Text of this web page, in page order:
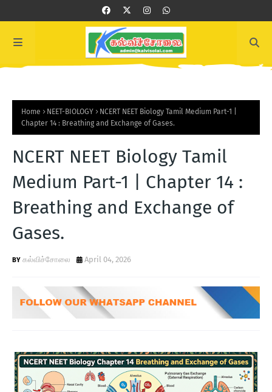
Home NEET-BIOLOGY
NCERT NEET Biology Tamil Medium Part-1 |
Chapter 14 : Breathing and Exchange of Gases.
NCERT NEET Biology Tamil
Medium Part-1 | Chapter 14 :
Breathing and Exchange of
Gases.
கல்விச்சோலை April 04, 2026